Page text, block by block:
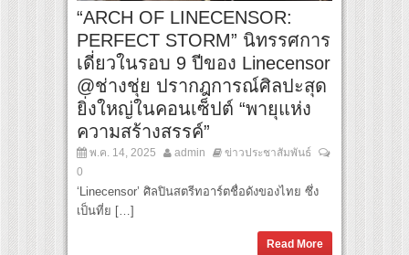
“ARCH OF LINECENSOR:
PERFECT STORM” นิทรรศการ
เดี่ยวในรอบ 9 ปีของ Linecensor
@ช่างชุ่ย ปรากฎการณ์ศิลปะสุด
ยิ่งใหญ่ในคอนเซ็ปต์ “พายุแห่ง
ความสร้างสรรค์”
พ.ค. 14, 2025 admin
ข่าวประชาสัมพันธ์
0
‘Linecensor’ ศิลปินสตรีทอาร์ตชื่อดังของไทย ซึ่ง
เป็นที่ย […]
Read More